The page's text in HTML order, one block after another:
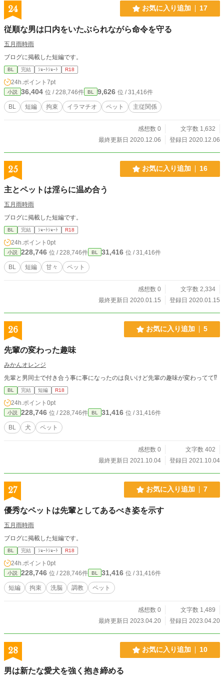
24 お気に入り追加 17
従順な男は口内をいたぶられながら命令を守る
五月雨時雨
ブログに掲載した短編です。
BL 完結 ｼｮｰﾄｼｮｰﾄ R18
24h.ポイント 7pt
小説 36,404 位 / 228,746件 BL 9,626 位 / 31,416件
BL 短編 拘束 イラマチオ ペット 主従関係
感想数 0
文字数 1,632
最終更新日 2020.12.06
登録日 2020.12.06
25 お気に入り追加 16
主とペットは淫らに温め合う
五月雨時雨
ブログに掲載した短編です。
BL 完結 ｼｮｰﾄｼｮｰﾄ R18
24h.ポイント 0pt
小説 228,746 位 / 228,746件 BL 31,416 位 / 31,416件
BL 短編 甘々 ペット
感想数 0
文字数 2,334
最終更新日 2020.01.15
登録日 2020.01.15
26 お気に入り追加 5
先輩の変わった趣味
みかんオレンジ
先輩と男同士で付き合う事に事になったのは良いけど先輩の趣味が変わってて⁉︎
BL 完結 短編 R18
24h.ポイント 0pt
小説 228,746 位 / 228,746件 BL 31,416 位 / 31,416件
BL 犬 ペット
感想数 0
文字数 402
最終更新日 2021.10.04
登録日 2021.10.04
27 お気に入り追加 7
優秀なペットは先輩としてあるべき姿を示す
五月雨時雨
ブログに掲載した短編です。
BL 完結 ｼｮｰﾄｼｮｰﾄ R18
24h.ポイント 0pt
小説 228,746 位 / 228,746件 BL 31,416 位 / 31,416件
短編 拘束 洗脳 調教 ペット
感想数 0
文字数 1,489
最終更新日 2023.04.20
登録日 2023.04.20
28 お気に入り追加 10
男は新たな愛犬を強く抱き締める